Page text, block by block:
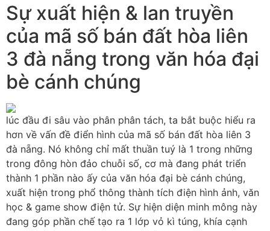
Sự xuất hiện & lan truyền
của mã số bán đất hòa liên
3 đà nẵng trong văn hóa đại
bè cánh chúng
lúc đầu đi sâu vào phân phân tách, ta bắt buộc hiểu ra
hơn về vấn đề điển hình của mã số bán đất hòa liên 3
đà nẵng. Nó không chỉ mất thuần tuý là 1 trong những
trong đông hòn đảo chuỗi số, cơ mà đang phát triển
thành 1 phần nào ấy của văn hóa đại bè cánh chúng,
xuất hiện trong phổ thông thành tích điện hình ảnh, văn
học & game show điện tử. Sự hiện diện minh mông này
đang góp phần chế tạo ra 1 lớp vỏ kì túng, khía cạnh